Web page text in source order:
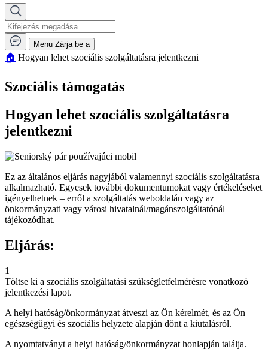
Menu Zárja be a
🏠︎ Hogyan lehet szociális szolgáltatásra jelentkezni
Szociális támogatás
Hogyan lehet szociális szolgáltatásra
jelentkezni
Ez az általános eljárás nagyjából valamennyi szociális szolgáltatásra
alkalmazható. Egyesek további dokumentumokat vagy értékeléseket
igényelhetnek – erről a szolgáltatás weboldalán vagy az
önkormányzati vagy városi hivatalnál/magánszolgáltatónál
tájékozódhat.
Eljárás:
1
Töltse ki a szociális szolgáltatási szükségletfelmérésre vonatkozó
jelentkezési lapot.
A helyi hatóság/önkormányzat átveszi az Ön kérelmét, és az Ön
egészségügyi és szociális helyzete alapján dönt a kiutalásról.
A nyomtatványt a helyi hatóság/önkormányzat honlapján találja.